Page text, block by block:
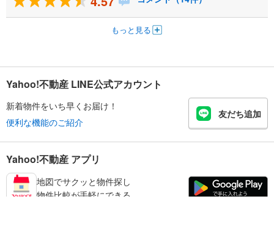
もっと見る
Yahoo!不動産 LINE公式アカウント
新着物件をいち早くお届け！
便利な機能のご紹介
友だち追加
Yahoo!不動産 アプリ
地図でサクッと物件探し
物件比較が手軽にできる